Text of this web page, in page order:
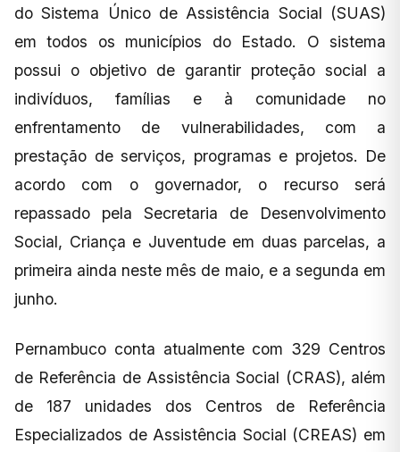
do Sistema Único de Assistência Social (SUAS)
em todos os municípios do Estado. O sistema
possui o objetivo de garantir proteção social a
indivíduos, famílias e à comunidade no
enfrentamento de vulnerabilidades, com a
prestação de serviços, programas e projetos. De
acordo com o governador, o recurso será
repassado pela Secretaria de Desenvolvimento
Social, Criança e Juventude em duas parcelas, a
primeira ainda neste mês de maio, e a segunda em
junho.
Pernambuco conta atualmente com 329 Centros
de Referência de Assistência Social (CRAS), além
de 187 unidades dos Centros de Referência
Especializados de Assistência Social (CREAS) em